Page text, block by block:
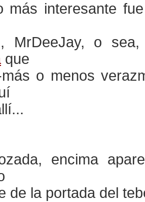
más interesante
MrDeeJay, o
que
o menos
encima
de la portada del